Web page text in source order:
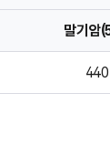
말기암
440